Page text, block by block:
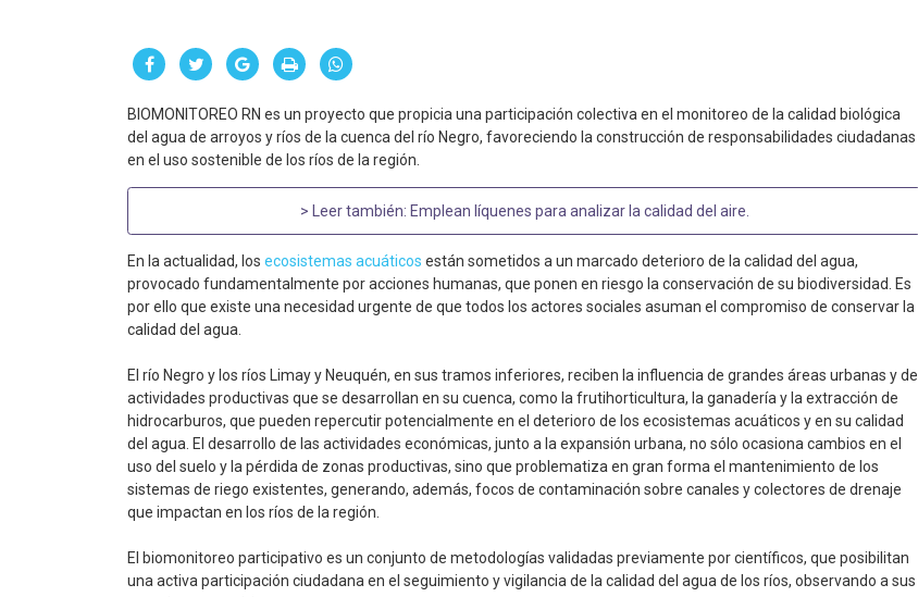
BIOMONITOREO RN es un proyecto que propicia una participación colectiva en el monitoreo de la calidad biológica
del agua de arroyos y ríos de la cuenca del río Negro, favoreciendo la construcción de responsabilidades ciudadanas
en el uso sostenible de los ríos de la región.
> Leer también: Emplean líquenes para analizar la calidad del aire
En la actualidad, los ecosistemas acuáticos están sometidos a un marcado deterioro de la calidad del agua,
provocado fundamentalmente por acciones humanas, que ponen en riesgo la conservación de su biodiversidad. Es
por ello que existe una necesidad urgente de que todos los actores sociales asuman el compromiso de conservar la
calidad del agua.
El río Negro y los ríos Limay y Neuquén, en sus tramos inferiores, reciben la influencia de grandes áreas urbanas y de
actividades productivas que se desarrollan en su cuenca, como la frutihorticultura, la ganadería y la extracción de
hidrocarburos, que pueden repercutir potencialmente en el deterioro de los ecosistemas acuáticos y en su calidad
del agua. El desarrollo de las actividades económicas, junto a la expansión urbana, no sólo ocasiona cambios en el
uso del suelo y la pérdida de zonas productivas, sino que problematiza en gran forma el mantenimiento de los
sistemas de riego existentes, generando, además, focos de contaminación sobre canales y colectores de drenaje
que impactan en los ríos de la región.
El biomonitoreo participativo es un conjunto de metodologías validadas previamente por científicos, que posibilitan
una activa participación ciudadana en el seguimiento y vigilancia de la calidad del agua de los ríos, observando a sus